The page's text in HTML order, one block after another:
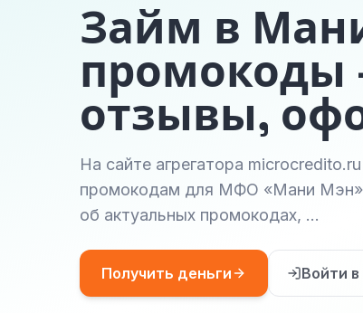
Займ в
промокоды
отзывы,
На сайте агрегатора
промокодам для МФО «Мани Мэн»,
об актуальных промокодах, …
Получить деньги Войти